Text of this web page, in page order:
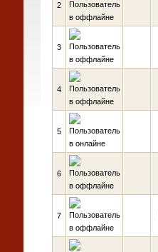
2
3
4
5
6
7